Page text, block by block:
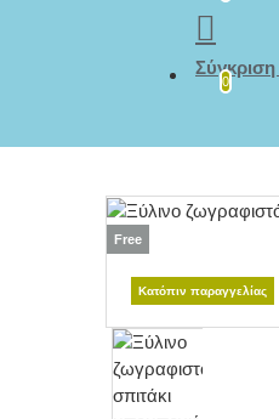
Σύγκριση
0
Free
Κατόπιν παραγγελίας